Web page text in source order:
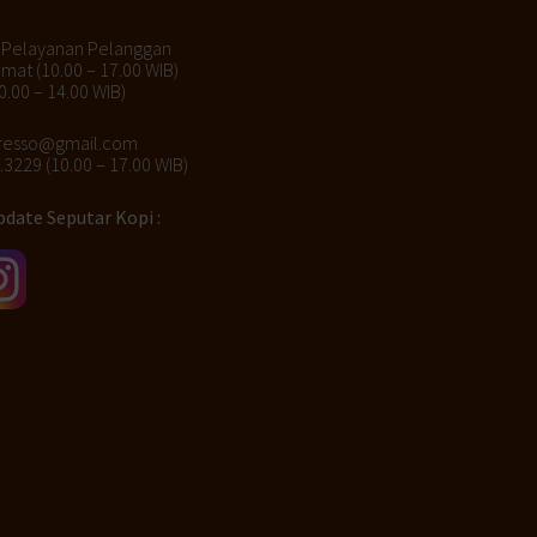
Pelanggan
(10.00 – 17.00 WIB)
– 14.00 WIB)
(10.00 – 17.00 WIB)
Seputar Kopi :